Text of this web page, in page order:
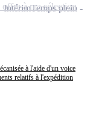
à l'aide d'un voice
relatifs à l'expédition
IntérimTemps plein
à ma sélection